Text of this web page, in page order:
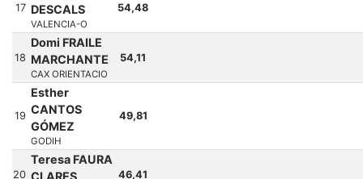
17 DESCALS
VALENCIA-O
54,48
18
Domi FRAILE
MARCHANTE
CAX ORIENTACIO
54,11
19
Esther
CANTOS
GÓMEZ
GODIH
49,81
20
Teresa FAURA
CLARES
46,41